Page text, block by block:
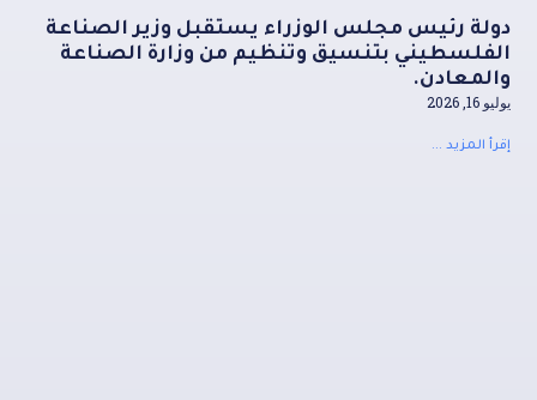
دولة رئيس مجلس الوزراء يستقبل وزير الصناعة
الفلسطيني بتنسيق وتنظيم من وزارة الصناعة
والمعادن.
يوليو 16, 2026
إقرأ المزيد ...